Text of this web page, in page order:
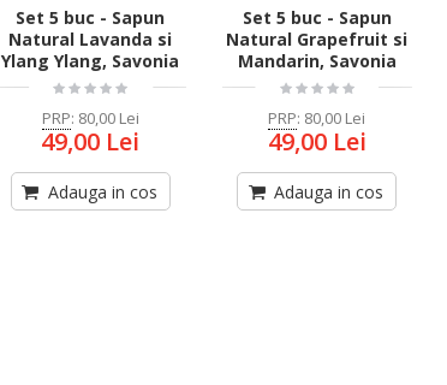
Set 5 buc - Sapun
Natural Lavanda si
Ylang Ylang, Savonia
PRP: 80,00 Lei
49,00 Lei
Adauga in cos
Set 5 buc - Sapun
Natural Grapefruit si
Mandarin, Savonia
PRP: 80,00 Lei
49,00 Lei
Adauga in cos